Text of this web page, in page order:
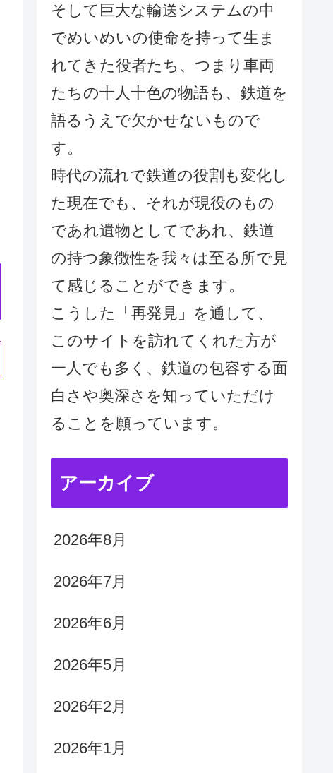
そして巨大な輸送システムの中
でめいめいの使命を持って生ま
れてきた役者たち、つまり車両
たちの十人十色の物語も、鉄道を
語るうえで欠かせないもので
す。
時代の流れで鉄道の役割も変化し
た現在でも、それが現役のもの
であれ遺物としてであれ、鉄道
の持つ象徴性を我々は至る所で見
て感じることができます。
こうした「再発見」を通して、
このサイトを訪れてくれた方が
一人でも多く、鉄道の包容する面
白さや奥深さを知っていただけ
ることを願っています。
アーカイブ
2026年8月
2026年7月
2026年6月
2026年5月
2026年2月
2026年1月